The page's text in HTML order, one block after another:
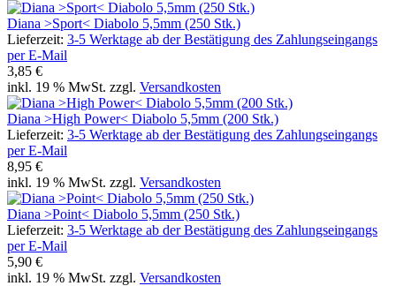
Diana >Sport< Diabolo 5,5mm (250 Stk.)
Lieferzeit: 3-5 Werktage ab der Bestätigung des Zahlungseingangs
per E-Mail
3,85 €
inkl. 19 % MwSt. zzgl. Versandkosten
Diana >High Power< Diabolo 5,5mm (200 Stk.)
Lieferzeit: 3-5 Werktage ab der Bestätigung des Zahlungseingangs
per E-Mail
8,95 €
inkl. 19 % MwSt. zzgl. Versandkosten
Diana >Point< Diabolo 5,5mm (250 Stk.)
Lieferzeit: 3-5 Werktage ab der Bestätigung des Zahlungseingangs
per E-Mail
5,90 €
inkl. 19 % MwSt. zzgl. Versandkosten